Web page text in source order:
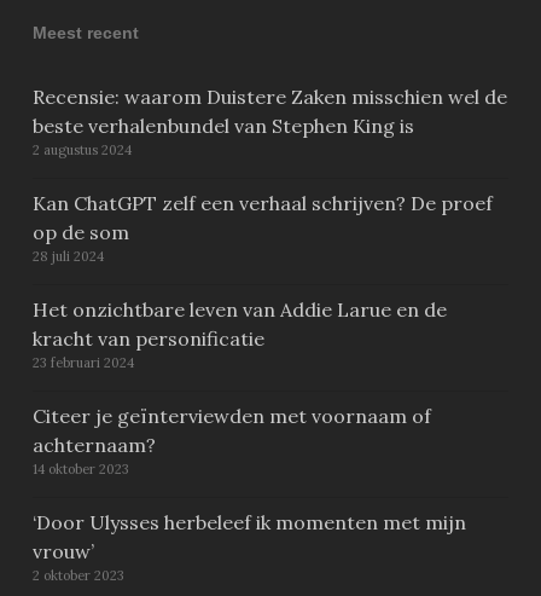
Meest recent
Recensie: waarom Duistere Zaken misschien wel de
beste verhalenbundel van Stephen King is
2 augustus 2024
Kan ChatGPT zelf een verhaal schrijven? De proef
op de som
28 juli 2024
Het onzichtbare leven van Addie Larue en de
kracht van personificatie
23 februari 2024
Citeer je geïnterviewden met voornaam of
achternaam?
14 oktober 2023
‘Door Ulysses herbeleef ik momenten met mijn
vrouw’
2 oktober 2023